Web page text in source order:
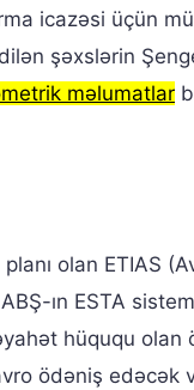
icazəsi üçün
şəxslərin
məlumatlar
olan ETIAS
ın ESTA
hüququ olan
ödəniş edəcək